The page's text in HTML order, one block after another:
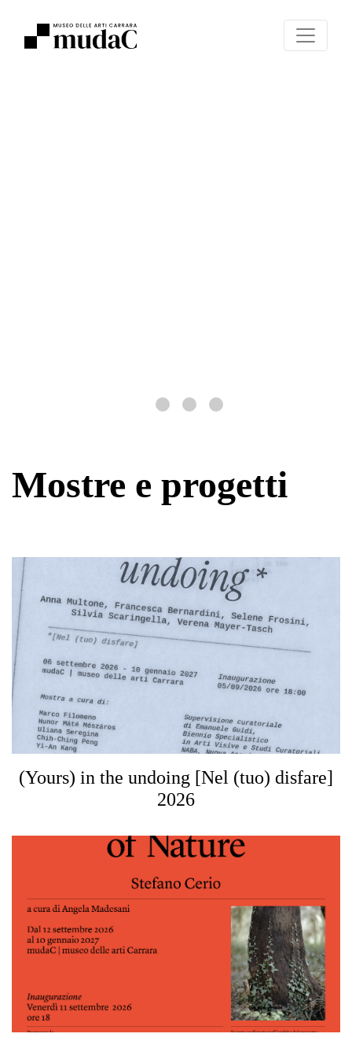
Mostre e progetti
(Yours) in the undoing [Nel (tuo) disfare]
2026